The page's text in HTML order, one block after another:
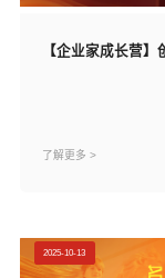
【企业家成长营】
了解更多 >
2025-10-13